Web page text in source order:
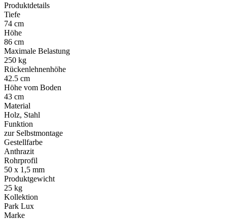
Produktdetails
Tiefe
74 cm
Höhe
86 cm
Maximale Belastung
250 kg
Rückenlehnenhöhe
42.5 cm
Höhe vom Boden
43 cm
Material
Holz, Stahl
Funktion
zur Selbstmontage
Gestellfarbe
Anthrazit
Rohrprofil
50 x 1,5 mm
Produktgewicht
25 kg
Kollektion
Park Lux
Marke